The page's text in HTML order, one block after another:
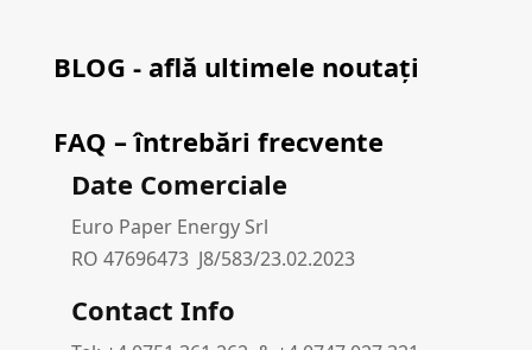
BLOG - află ultimele noutați
FAQ – întrebări frecvente
Date Comerciale
Euro Paper Energy Srl
RO 47696473 J8/583/23.02.2023
Contact Info